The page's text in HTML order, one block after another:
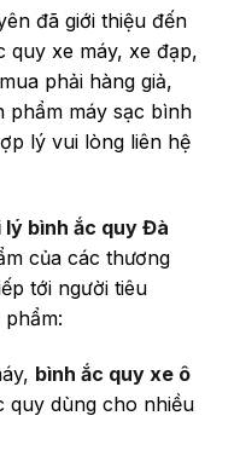
đã giới thiệu đến
quy xe máy, xe đạp,
phải hàng giả,
phẩm máy sạc bình
lý vui lòng liên hệ
lý bình ắc quy Đà
của các thương
tới người tiêu
bình ắc quy xe ô
quy dùng cho nhiều